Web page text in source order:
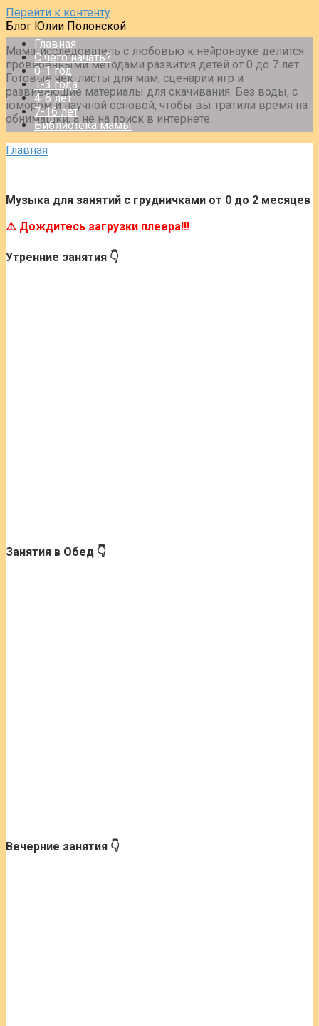
Перейти к контенту
Блог Юлии Полонской
Мама-исследователь с любовью к нейронауке делится
проверенными методами развития детей от 0 до 7 лет.
Готовые чек-листы для мам, сценарии игр и
развивающие материалы для скачивания. Без воды, с
юмором и научной основой, чтобы вы тратили время на
обнимашки, а не на поиск в интернете.
Главная
С чего начать?
0-1 год
1-3 года
4-6 лет
7-16 лет
Библиотека мамы
Главная
Музыка для занятий с грудничками от 0 до 2 месяцев
⚠️ Дождитесь загрузки плеера!!!
Утренние занятия 👇
Занятия в Обед 👇
Вечерние занятия 👇